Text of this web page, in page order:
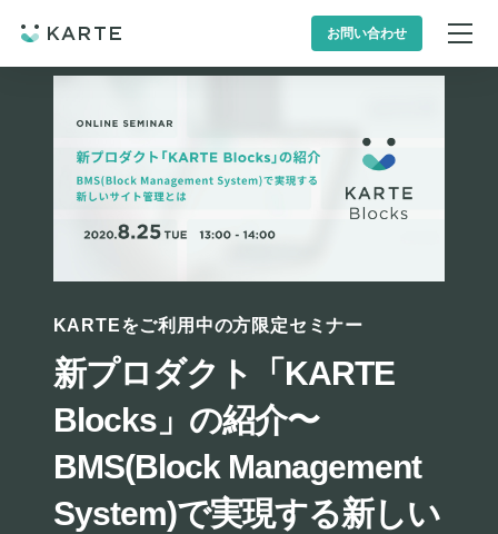
お問い合わせ
KARTEをご利用中の方限定セミナー
新プロダクト「KARTE
Blocks」の紹介〜
BMS(Block Management
System)で実現する新しい